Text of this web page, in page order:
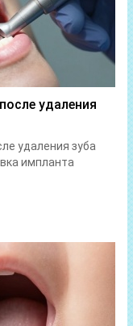
удаления
удаления зуба
импланта